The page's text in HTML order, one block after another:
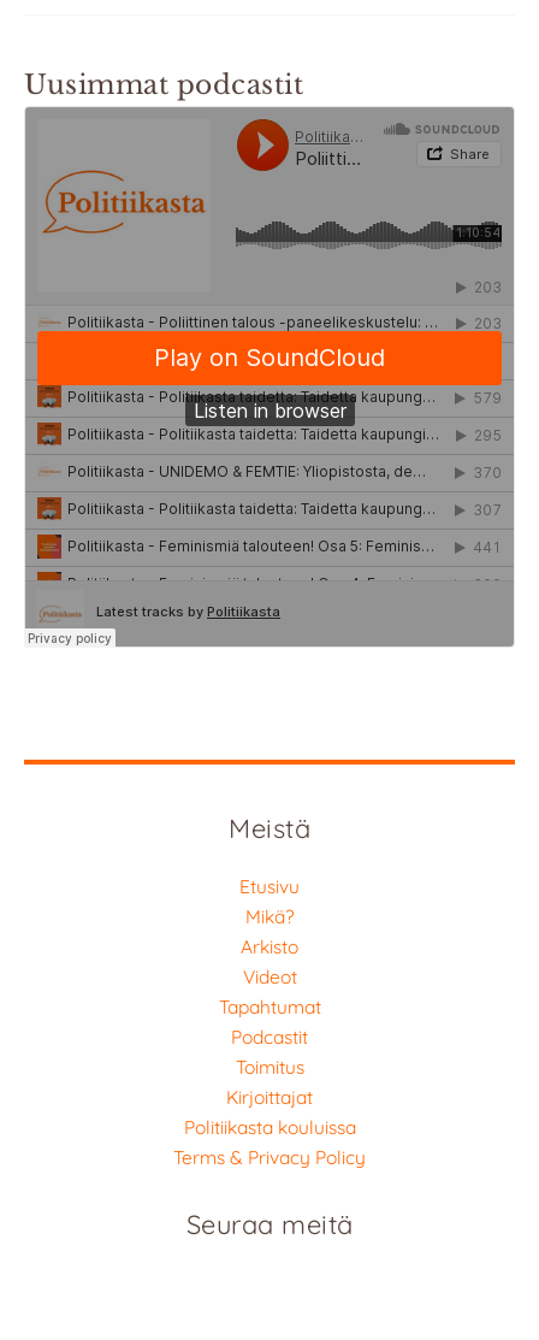
Uusimmat podcastit
Meistä
Etusivu
Mikä?
Arkisto
Videot
Tapahtumat
Podcastit
Toimitus
Kirjoittajat
Politiikasta kouluissa
Terms & Privacy Policy
Seuraa meitä